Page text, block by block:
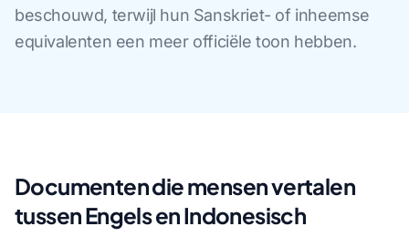
beschouwd, terwijl hun Sanskriet- of inheemse
equivalenten een meer officiële toon hebben.
Documenten die mensen vertalen
tussen Engels en Indonesisch